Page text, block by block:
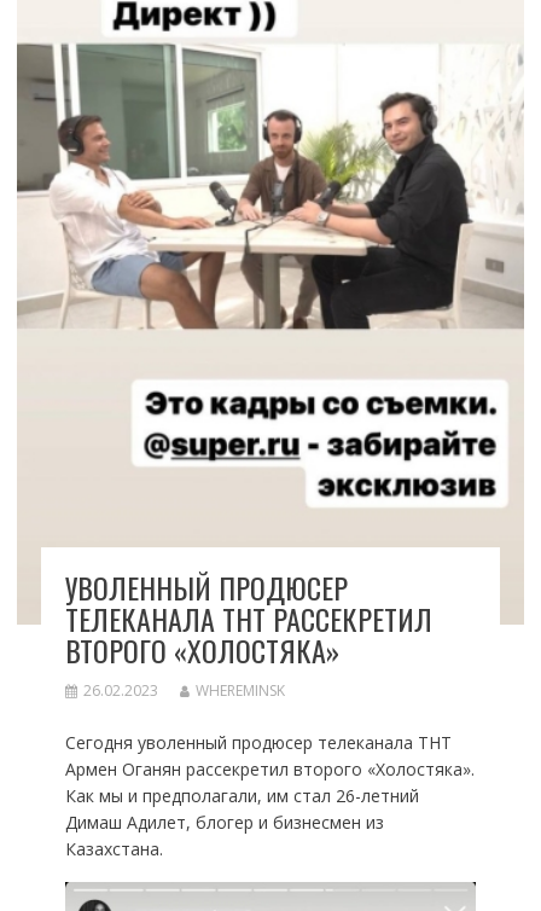
УВОЛЕННЫЙ ПРОДЮСЕР
ТЕЛЕКАНАЛА ТНТ РАССЕКРЕТИЛ
ВТОРОГО «ХОЛОСТЯКА»
26.02.2023 WHEREMINSK
Сегодня уволенный продюсер телеканала ТНТ
Армен Оганян рассекретил второго «Холостяка».
Как мы и предполагали, им стал 26-летний
Димаш Адилет, блогер и бизнесмен из
Казахстана.